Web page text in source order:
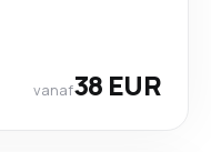
vanaf38 EUR